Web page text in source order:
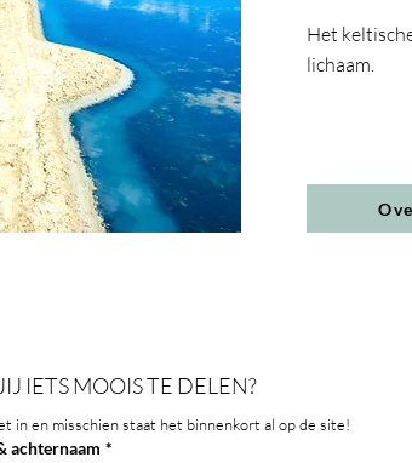
Het
lichaam.
IETS MOOIS TE DELEN?
in en misschien staat het binnenkort al op de site!
achternaam *